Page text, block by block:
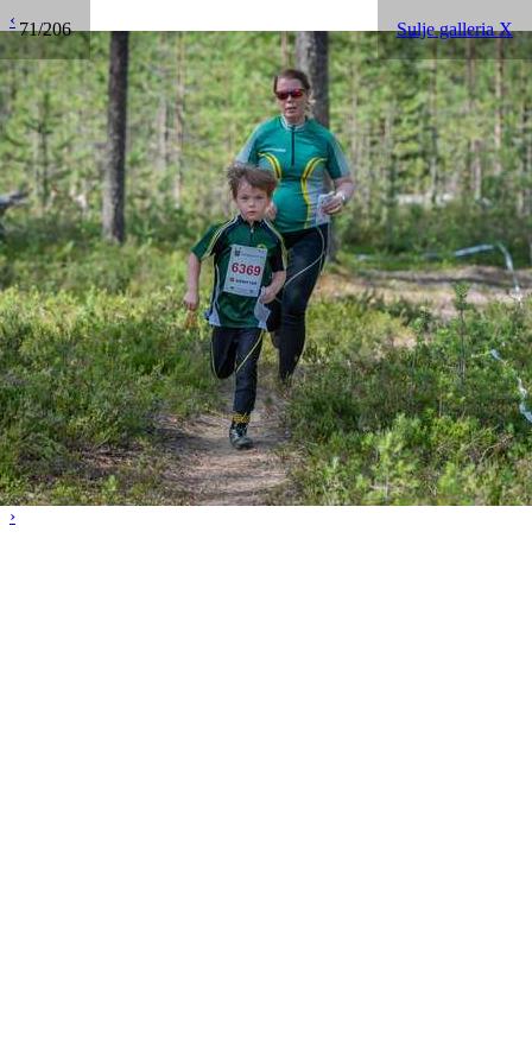
71/206 Sulje galleria X
‹
›